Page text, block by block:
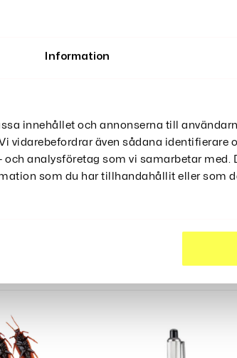
Information
innehållet och annonserna till
vidarebefordrar även sådana identifierare
analysföretag som vi samarbetar med.
som du har tillhandahållit eller som
Elegant Design
Brun, Mörkbrun Och Grön, Detta